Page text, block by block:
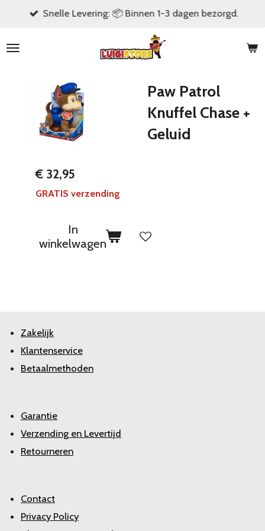
naar
hoofdinhoud
Snelle Levering: 📦 Binnen 1-3 dagen bezorgd.
Paw Patrol
Knuffel Chase +
Geluid
€ 32,95
GRATIS verzending
In
winkelwagen
Zakelijk
Klantenservice
Betaalmethoden
Garantie
Verzending en Levertijd
Retourneren
Contact
Privacy Policy